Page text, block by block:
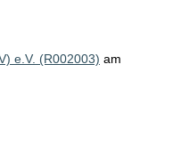
e.V. (R002003) am